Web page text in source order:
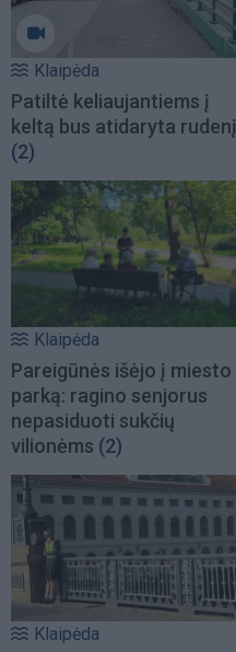
Klaipėda
Patiltė keliaujantiems į
keltą bus atidaryta rudenį
(2)
Klaipėda
Pareigūnės išėjo į miesto
parką: ragino senjorus
nepasiduoti sukčių
vilionėms (2)
Klaipėda